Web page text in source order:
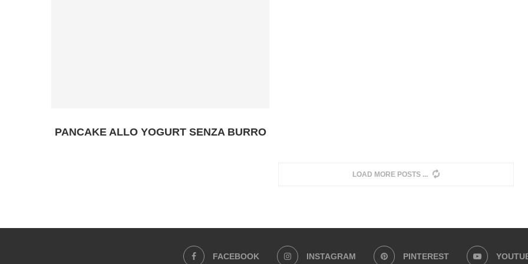
PANCAKE ALLO YOGURT SENZA BURRO
LOAD MORE POSTS
FACEBOOK INSTAGRAM PINTEREST